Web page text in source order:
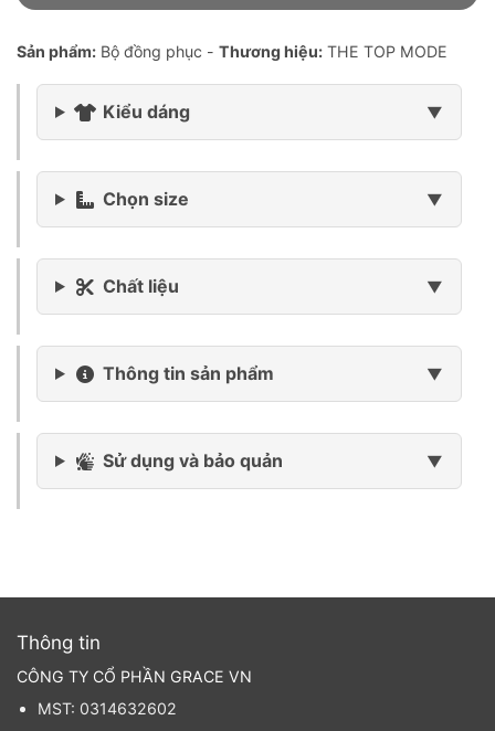
Sản phẩm: Bộ đồng phục - Thương hiệu: THE TOP MODE
Kiểu dáng
Chọn size
Chất liệu
Thông tin sản phẩm
Sử dụng và bảo quản
Thông tin
CÔNG TY CỔ PHẦN GRACE VN
MST: 0314632602